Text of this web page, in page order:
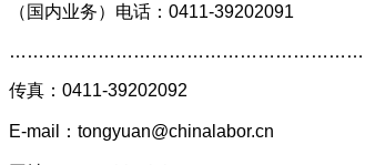
（国内业务） 电话：0411-39202091
……………………………………………………
传真 ： 0411-39202092
E-mail：tongyuan@chinalabor.cn